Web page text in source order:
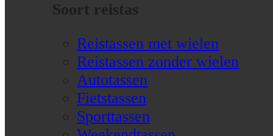
Soort reistas
Reistassen met wielen
Reistassen zonder wielen
Autotassen
Fietstassen
Sporttassen